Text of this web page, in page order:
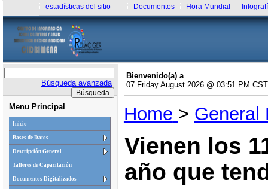
estadísticas del sitio Documentos Hora Mundial
Búsqueda avanzada
Menu Principal
Inicio
Bases de Datos
Descripción General
Talleres de Capacitación
Documentos Digitalizados
Bienvenido(a) a
07 Friday August 2026 @ 03:51 PM CST
Home > General
Vienen los
año que